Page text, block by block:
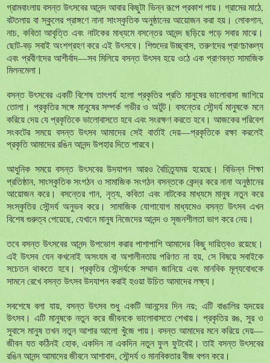
গ্রামবাংলায়বসন্তউৎসবেরআনন্দ আবারকিছুটা ভিন্নরূপে প্রকাশ পায়। গ্রামেরমাঠে,
বটতলায় বা স্কুলের প্রাঙ্গণে নানা সাংস্কৃতিক অনুষ্ঠানের আয়োজন করা হয় । লোকগান,
নাচ, কবিতা আবৃত্তি এবং নাটকের মাধ্যমে বসন্তের আনন্দ ছড়িয়ে পড়ে সবার মাঝে ।
ছোট-বড় সবাই অংশগ্রহণ করে এই উৎসবে। শিশুদের উচ্ছ্বাস,তরুণদের প্রাণচাঞ্চল্য
এবং প্রবীণদের আশীর্বাদ—সব মিলিয়ে বসন্ত উৎসব হয়ে ওঠে এক প্রাণবন্ত সামাজিক
মিলনমেলা ।
বসন্ত উৎসবের একটি বিশেষ তাৎপর্য হলো প্রকৃতির প্রতি মানুষের ভালোবাসা জাগিয়ে
তোলা। প্রকৃতির সঙ্গে মানুষের সম্পর্ক গভীর ও অটুট। বসন্তের সৌন্দর্য মানুষকে মনে
করিয়েদেয়যে প্রকৃতিকে ভালোবাসতেহবে এবং সংরক্ষণ করতে হবে। আজকেরপরিবেশ
সংকটের সময়ে বসন্ত উৎসব আমাদের সেই বার্তাই দেয়—প্রকৃতিকে রক্ষা করলেই
প্রকৃতিআমাদেররঙিনআনন্দউপহারদিতেপারবে।
আধুনিক সময়ে বসন্ত উৎসবের উদযাপন আরও বৈচিত্র্যময় হয়েছে। বিভিন্ন শিক্ষা
প্রতিষ্ঠান, সাংস্কৃতিক সংগঠন ও সামাজিক সংগঠন বসন্তকে কেন্দ্র করে নানা অনুষ্ঠানের
আয়োজন করে। বসন্তের গান, নৃত্য,কবিতা এবং নাটকের মাধ্যমে মানুষ নতুন করে
সংস্কৃতির সৌন্দর্য অনুভব করে। সামাজিক যোগাযোগ মাধ্যমেও বসন্ত উৎসব এখন
বিশেষগুরুত্বপেয়েছে, যেখানেমানুষনিজেদেরআনন্দও সৃজনশীলতাভাগকরেনেয় ।
তবে বসন্ত উৎসবের আনন্দ উপভোগ করার পাশাপাশি আমাদের কিছু দায়িত্বও রয়েছে।
এই উৎসব যেন কখনোই অসংযম বা অশালীনতায় পরিণত না হয়, সে বিষয়ে সবাইকে
সচেতন থাকতে হবে। প্রকৃতির সৌন্দর্যকে সম্মান জানিয়ে এবং মানবিক মূল্যবোধকে
সামনেরেখেবসন্তউৎসবউদযাপনকরাইহওয়াউচিতআমাদেরলক্ষ্য ।
সবশেষে বলা যায়, বসন্ত উৎসব শুধু একটি আনন্দের দিন নয়; এটি বাঙালির হৃদয়ের
উৎসব। এটি মানুষকে নতুন করে জীবনকে ভালোবাসতে শেখায় । প্রকৃতির রঙ,সুর ও
সুবাসে মানুষ তখন নতুন আশার আলো খুঁজে পায়। বসন্ত আমাদের মনে করিয়ে দেয়—
জীবন যত কঠিনই হোক, একদিন না একদিন নতুন ফুল ফুটবেই। তাই বসন্ত উৎসবের
রঙিনআনন্দআমাদেরজীবনেআশাবাদ, সৌন্দর্যও মানবিকতারবীজবপনকরে।